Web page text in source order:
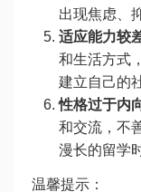
出现焦虑、
适应能力较
和生活方式
建立自己的
性格过于内
和交流，不
漫长的留学
温馨提示：